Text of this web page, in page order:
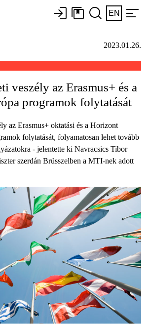
EN
2023.01.26.
veszély az Erasmus+ és a
programok folytatását
az Erasmus+ oktatási és a Horizont
folytatását, folyamatosan lehet tovább
- jelentette ki Navracsics Tibor
szerdán Brüsszelben a MTI-nek adott